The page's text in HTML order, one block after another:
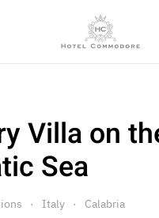
Villa on
Sea
Italy Calabria